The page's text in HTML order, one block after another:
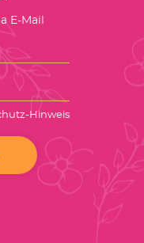
E-Mail
Hinweis